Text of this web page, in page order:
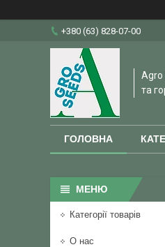
+380 (63) 828-07-00
Agro
та
ГОЛОВНА
Категорії товарів
О нас